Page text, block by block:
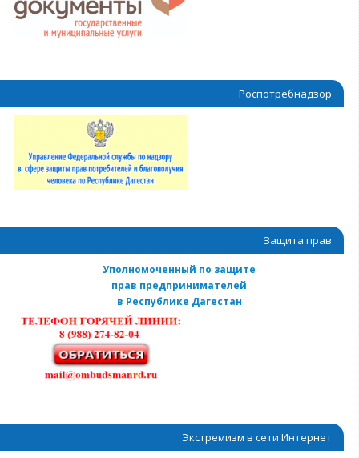
Роспотребнадзор
Защита прав
Уполномоченный по защите
прав предпринимателей
в Республике Дагестан
Экстремизм в сети Интернет